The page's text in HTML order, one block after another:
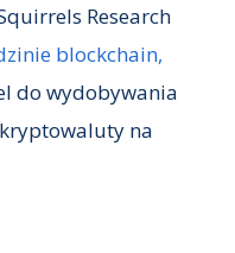
Research
blockchain,
do wydobywania
na